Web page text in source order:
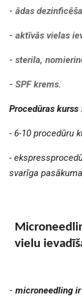
- ādas
- aktīvās vielas
- sterila,
- SPF krems.
Procedūras kurss
- 6-10 procedūru
-
svarīga
vielu
- microneedling